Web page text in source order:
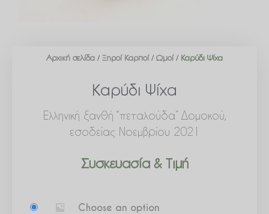
Αρχική σελίδα / Ξηροί Καρποί / Ωμοί / Καρύδι Ψίχα
Καρύδι Ψίχα
Ελληνική ξανθή “πεταλούδα” Δομοκού,
εσοδείας Νοεμβρίου 2021
Συσκευασία & Τιμή
Choose an option